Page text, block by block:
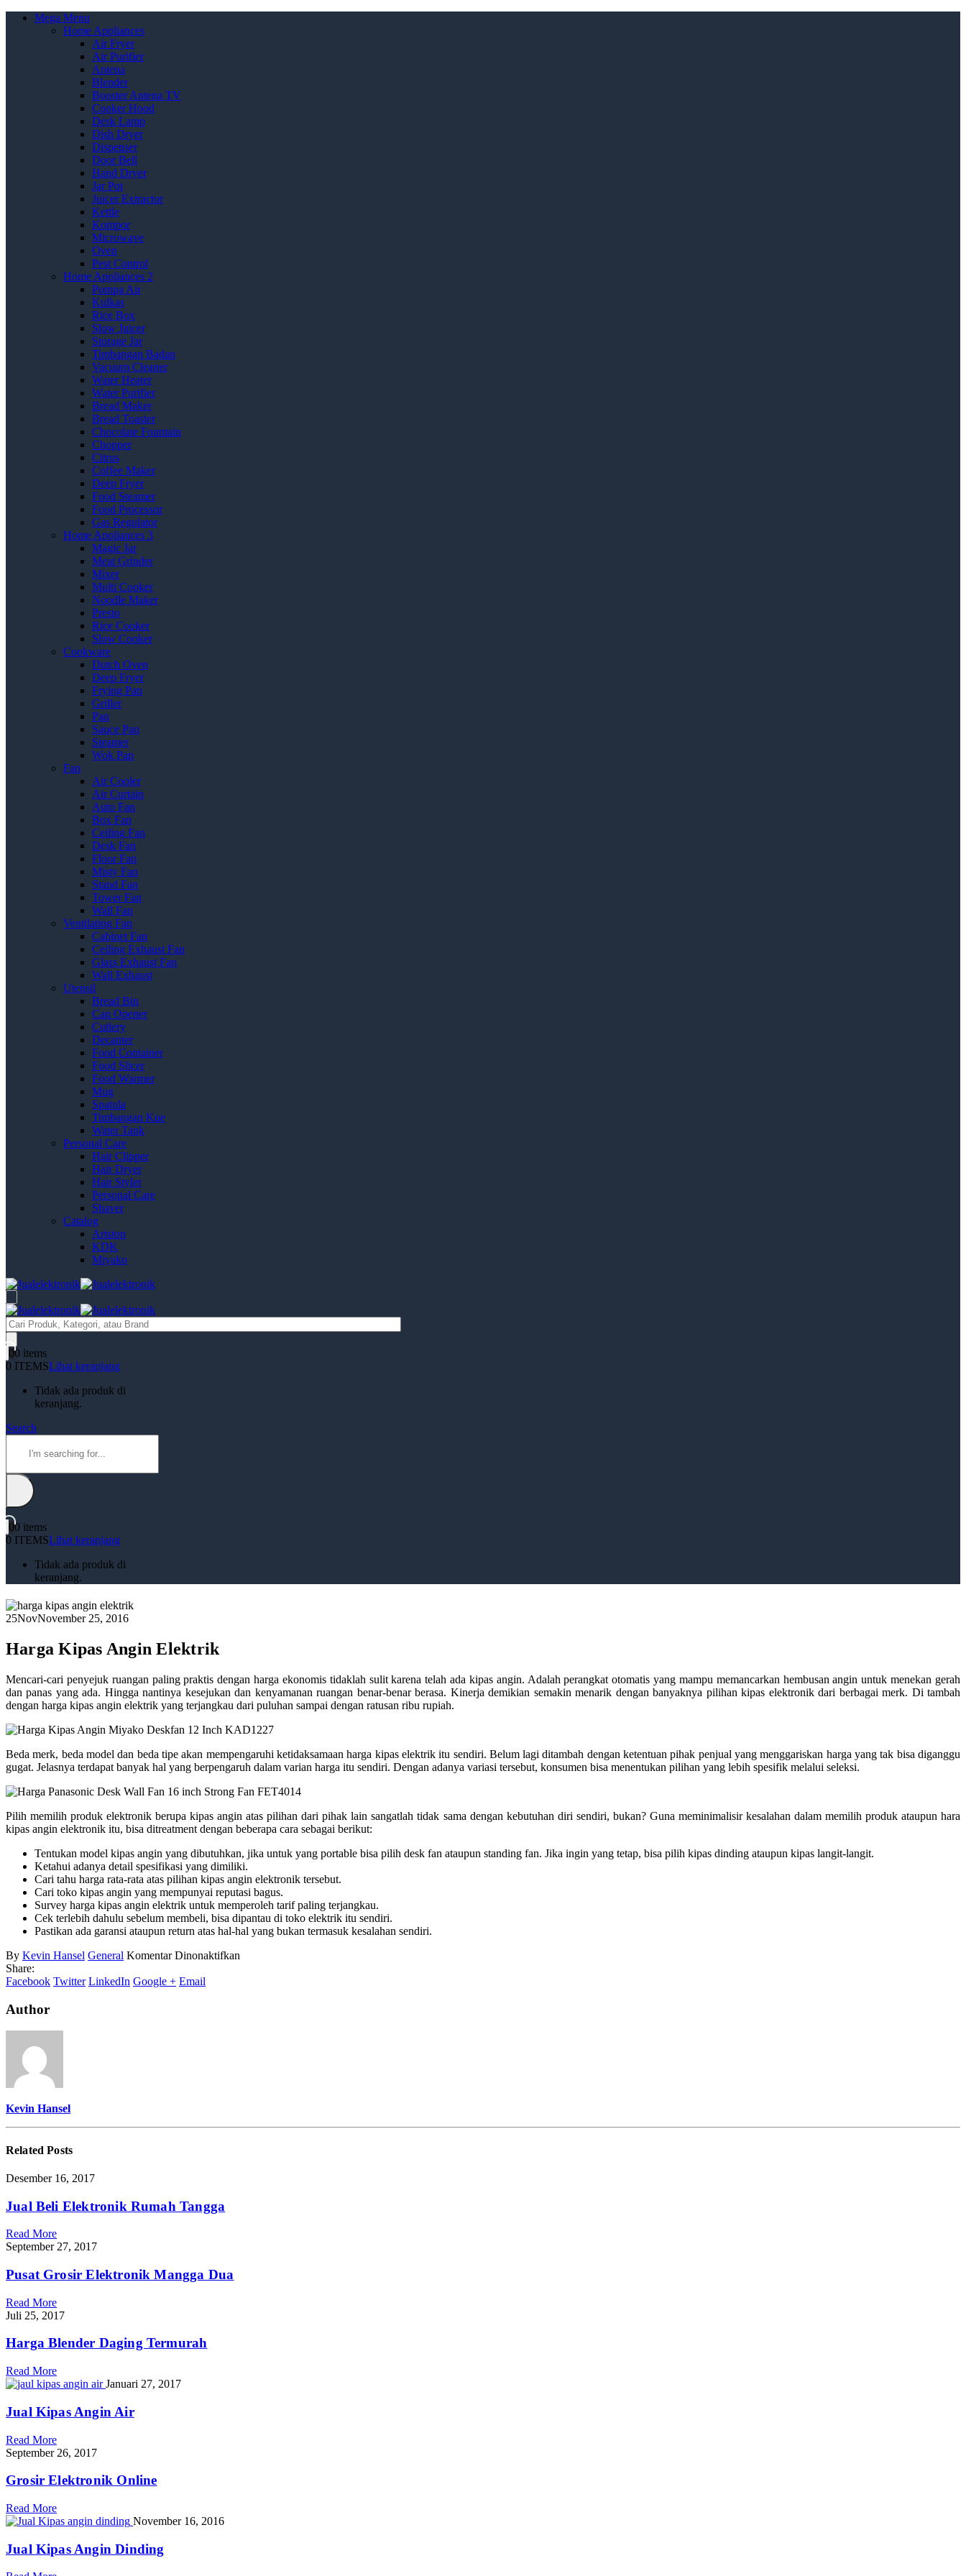
Mega Menu
Home Appliances
Air Fryer
Air Purifier
Antena
Blender
Booster Antena TV
Cooker Hood
Desk Lamp
Dish Dryer
Dispenser
Door Bell
Hand Dryer
Jar Pot
Juicer Extractor
Kettle
Kompor
Microwave
Oven
Pest Control
Home Appliances 2
Pompa Air
Kulkas
Rice Box
Slow Juicer
Storage Jar
Timbangan Badan
Vacuum Cleaner
Water Heater
Water Purifier
Bread Maker
Bread Toaster
Chocolate Fountain
Chopper
Citrus
Coffee Maker
Deep Fryer
Food Steamer
Food Processor
Gas Regulator
Home Appliances 3
Magic Jar
Meat Grinder
Mixer
Multi Cooker
Noodle Maker
Presto
Rice Cooker
Slow Cooker
Cookware
Dutch Oven
Deep Fryer
Frying Pan
Griller
Pan
Sauce Pan
Steamer
Wok Pan
Fan
Air Cooler
Air Curtain
Auto Fan
Box Fan
Ceiling Fan
Desk Fan
Floor Fan
Misty Fan
Stand Fan
Tower Fan
Wall Fan
Ventilating Fan
Cabinet Fan
Ceiling Exhaust Fan
Glass Exhaust Fan
Wall Exhaust
Utensil
Bread Bin
Can Opener
Cutlery
Decanter
Food Container
Food Slicer
Food Warmer
Mug
Spatula
Timbangan Kue
Water Tank
Personal Care
Hair Clipper
Hair Dryer
Hair Styler
Personal Care
Shaver
Catalog
Ariston
KDK
Miyako
Products
search
00 items
0 ITEMSLihat keranjang
Tidak ada produk di
keranjang.
Search
00 items
0 ITEMSLihat keranjang
Tidak ada produk di
keranjang.
25NovNovember 25, 2016
Harga Kipas Angin Elektrik
Mencari-cari penyejuk ruangan paling praktis dengan harga ekonomis tidaklah sulit karena telah ada kipas angin. Adalah perangkat otomatis yang mampu memancarkan hembusan angin untuk menekan gerah
dan panas yang ada. Hingga nantinya kesejukan dan kenyamanan ruangan benar-benar berasa. Kinerja demikian semakin menarik dengan banyaknya pilihan kipas elektronik dari berbagai merk. Di tambah
dengan harga kipas angin elektrik yang terjangkau dari puluhan sampai dengan ratusan ribu rupiah.
Beda merk, beda model dan beda tipe akan mempengaruhi ketidaksamaan harga kipas elektrik itu sendiri. Belum lagi ditambah dengan ketentuan pihak penjual yang menggariskan harga yang tak bisa diganggu
gugat. Jelasnya terdapat banyak hal yang berpengaruh dalam varian harga itu sendiri. Dengan adanya variasi tersebut, konsumen bisa menentukan pilihan yang lebih spesifik melalui seleksi.
Pilih memilih produk elektronik berupa kipas angin atas pilihan dari pihak lain sangatlah tidak sama dengan kebutuhan diri sendiri, bukan? Guna meminimalisir kesalahan dalam memilih produk ataupun hara
kipas angin elektronik itu, bisa ditreatment dengan beberapa cara sebagai berikut:
Tentukan model kipas angin yang dibutuhkan, jika untuk yang portable bisa pilih desk fan ataupun standing fan. Jika ingin yang tetap, bisa pilih kipas dinding ataupun kipas langit-langit.
Ketahui adanya detail spesifikasi yang dimiliki.
Cari tahu harga rata-rata atas pilihan kipas angin elektronik tersebut.
Cari toko kipas angin yang mempunyai reputasi bagus.
Survey harga kipas angin elektrik untuk memperoleh tarif paling terjangkau.
Cek terlebih dahulu sebelum membeli, bisa dipantau di toko elektrik itu sendiri.
Pastikan ada garansi ataupun return atas hal-hal yang bukan termasuk kesalahan sendiri.
By Kevin Hansel General Komentar Dinonaktifkan
Share:
Facebook Twitter LinkedIn Google + Email
Author
Kevin Hansel
RelatedPosts
Desember 16, 2017
Jual Beli Elektronik Rumah Tangga
Read More
September 27, 2017
Pusat Grosir Elektronik Mangga Dua
Read More
Juli 25, 2017
Harga Blender Daging Termurah
Read More
Januari 27, 2017
Jual Kipas Angin Air
Read More
September 26, 2017
Grosir Elektronik Online
Read More
November 16, 2016
Jual Kipas Angin Dinding